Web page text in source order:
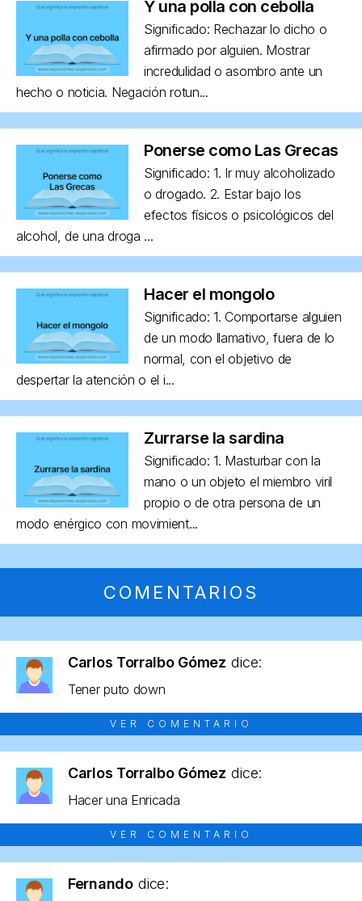
Y una polla con cebolla
Significado: Rechazar lo dicho o
afirmado por alguien. Mostrar
incredulidad o asombro ante un
hecho o noticia. Negación rotun...
Ponerse como Las Grecas
Significado: 1. Ir muy alcoholizado
o drogado. 2. Estar bajo los
efectos físicos o psicológicos del
alcohol, de una droga ...
Hacer el mongolo
Significado: 1. Comportarse alguien
de un modo llamativo, fuera de lo
normal, con el objetivo de
despertar la atención o el i...
Zurrarse la sardina
Significado: 1. Masturbar con la
mano o un objeto el miembro viril
propio o de otra persona de un
modo enérgico con movimient...
COMENTARIOS
Carlos Torralbo Gómez dice:
Tener puto down
VER COMENTARIO
Carlos Torralbo Gómez dice:
Hacer una Enricada
VER COMENTARIO
Fernando dice: